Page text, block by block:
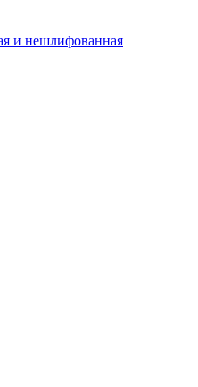
и нешлифованная